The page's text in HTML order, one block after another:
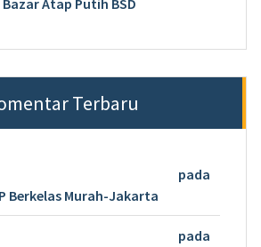
Atap Putih BSD
Terbaru
pada
Berkelas Murah-Jakarta
pada